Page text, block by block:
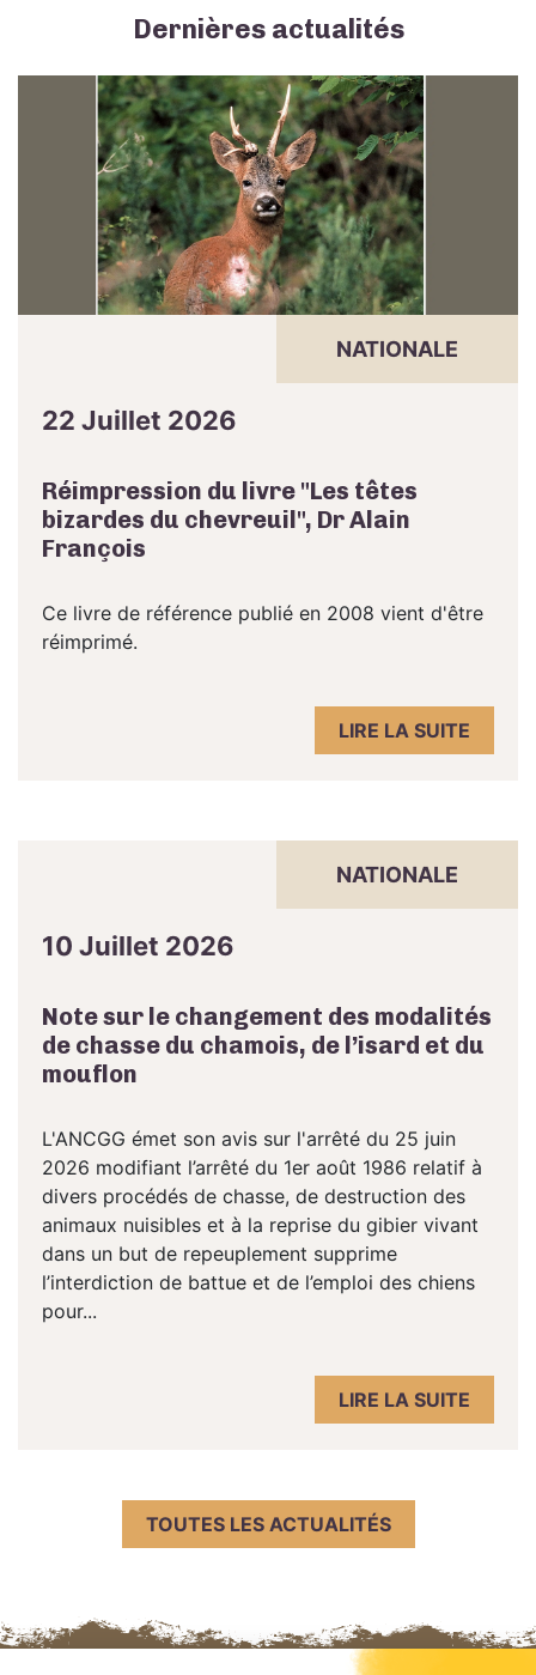
Dernières actualités
NATIONALE
22 Juillet 2026
Réimpression du livre "Les têtes
bizardes du chevreuil", Dr Alain
François
Ce livre de référence publié en 2008 vient d'être
réimprimé.
LIRE LA SUITE
NATIONALE
10 Juillet 2026
Note sur le changement des modalités
de chasse du chamois, de l’isard et du
mouflon
L'ANCGG émet son avis sur l'arrêté du 25 juin
2026 modifiant l’arrêté du 1er août 1986 relatif à
divers procédés de chasse, de destruction des
animaux nuisibles et à la reprise du gibier vivant
dans un but de repeuplement supprime
l’interdiction de battue et de l’emploi des chiens
pour...
LIRE LA SUITE
TOUTES LES ACTUALITÉS